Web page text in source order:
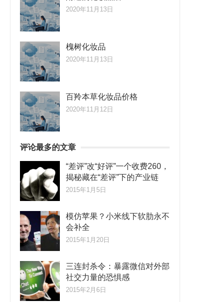
2020年11月13日
槐树化妆品
2020年11月13日
百羚本草化妆品价格
2020年11月12日
评论最多的文章
“差评”改“好评”一个收费260，
揭秘藏在“差评”下的产业链
2015年1月5日
模仿苹果？小米线下软肋永不
会补全
2015年1月20日
三连封杀令：暴露微信对外部
社交力量的恐惧感
2015年2月6日